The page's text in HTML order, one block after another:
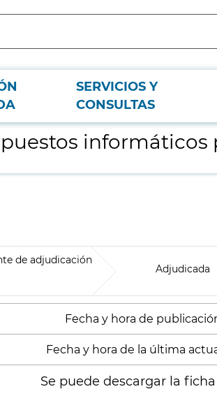
SERVICIOS Y
CONSULTAS
S.A.
informáticos
de adjudicación
Adjudicada
Fecha y hora de
Fecha y hora de la última
Se puede descargar la